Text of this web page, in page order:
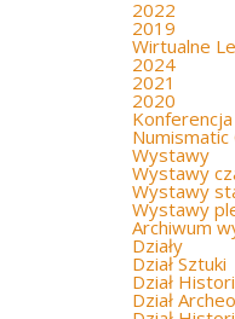
2022
2019
Wirtualne
2024
2021
2020
Numismatic
Wystawy
Wystawy
Wystawy
Wystawy
Archiwum
Działy
Dział Sztuki
Dział
Dział